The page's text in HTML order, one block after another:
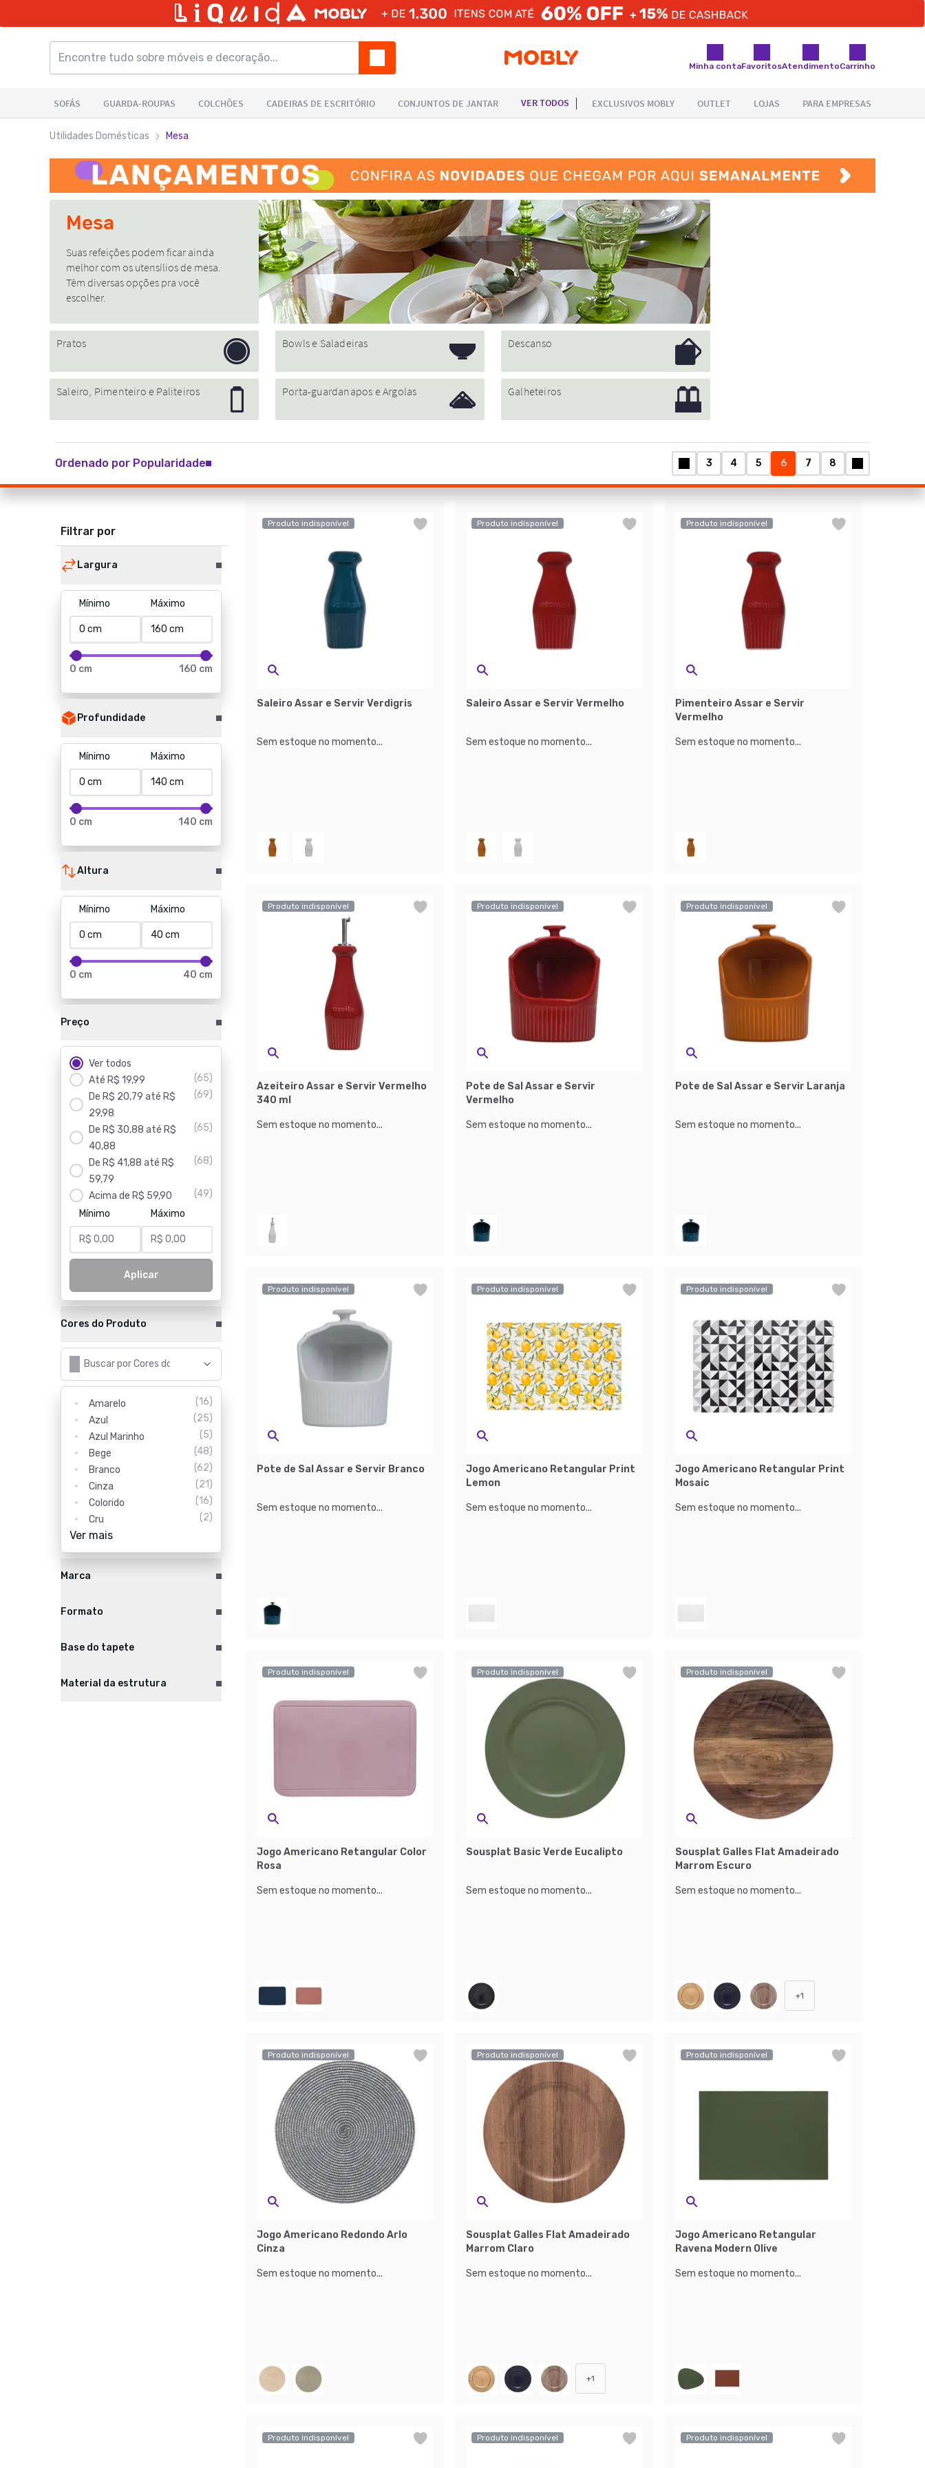
Minha contaFavoritosAtendimentoCarrinho
Utilidades Domésticas Mesa
Ordenado por Popularidade 3 4 5 6 7 8
Filtrar por
Largura
Mínimo Máximo
0 cm 160 cm
Profundidade
Mínimo Máximo
0 cm 140 cm
Altura
Mínimo Máximo
0 cm 40 cm
Preço
Ver todos
Até R$ 19,99
(65)
De R$ 20,79 até R$
29,98
(69)
De R$ 30,88 até R$
40,88
(65)
De R$ 41,88 até R$
59,79
(68)
Acima de R$ 59,90 (49)
Mínimo
Máximo
Aplicar
Cores do Produto
Amarelo (16)
Azul
(25)
Azul Marinho
(5)
Bege
(48)
Branco
(62)
Cinza
(21)
Colorido
(16)
Cru
(2)
Ver mais
Marca
Formato
Base do tapete
Material da estrutura
Produto indisponível
Saleiro Assar e Servir Verdigris
Sem estoque no momento...
Produto indisponível
Saleiro Assar e Servir Vermelho
Sem estoque no momento...
Produto indisponível
Pimenteiro Assar e Servir
Vermelho
Sem estoque no momento...
Produto indisponível
Azeiteiro Assar e Servir Vermelho
340 ml
Sem estoque no momento...
Produto indisponível
Pote de Sal Assar e Servir
Vermelho
Sem estoque no momento...
Produto indisponível
Pote de Sal Assar e Servir Laranja
Sem estoque no momento...
Produto indisponível
Pote de Sal Assar e Servir Branco
Sem estoque no momento...
Produto indisponível
Jogo Americano Retangular Print
Lemon
Sem estoque no momento...
Produto indisponível
Jogo Americano Retangular Print
Mosaic
Sem estoque no momento...
Produto indisponível
Jogo Americano Retangular Color
Rosa
Sem estoque no momento...
Produto indisponível
Sousplat Basic Verde Eucalipto
Sem estoque no momento...
Produto indisponível
Sousplat Galles Flat Amadeirado
Marrom Escuro
Sem estoque no momento...
+1
Produto indisponível
Jogo Americano Redondo Arlo
Cinza
Sem estoque no momento...
Produto indisponível
Sousplat Galles Flat Amadeirado
Marrom Claro
Sem estoque no momento...
+1
Produto indisponível
Jogo Americano Retangular
Ravena Modern Olive
Sem estoque no momento...
Produto indisponível Produto indisponível Produto indisponível